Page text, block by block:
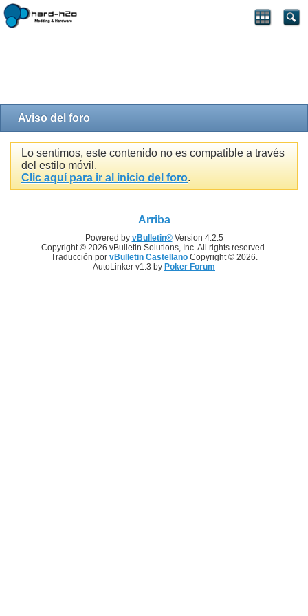
Aviso del foro
Lo sentimos, este contenido no es compatible a través
del estilo móvil.
Clic aquí para ir al inicio del foro.
Arriba
Powered by vBulletin®Version 4.2.5
Copyright © 2026 vBulletin Solutions, Inc. All rights reserved.
Traducción por vBulletin CastellanoCopyright © 2026.
AutoLinker v1.3 by Poker Forum